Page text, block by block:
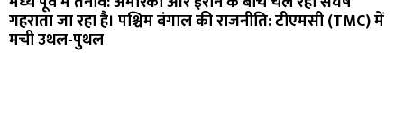
गहराता जा रहा है। पश्चिम बंगाल की राजनीति: टीएमसी (TMC) में
मची उथल-पुथल